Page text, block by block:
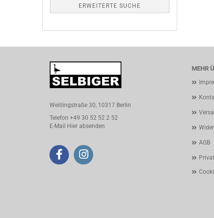
ERWEITERTE SUCHE
MEHR
AGB
Weitlingstraße 30, 10317 Berlin
Telefon +49 30 52 52 2 52
E-Mail
Hier absenden